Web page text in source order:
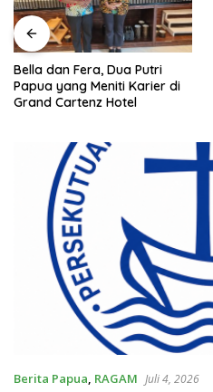
Bella dan Fera, Dua Putri
Papua yang Meniti Karier di
Grand Cartenz Hotel
Berita Papua, RAGAM Juli 4, 2026